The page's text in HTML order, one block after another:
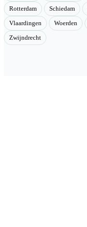
Rotterdam Schiedam
Vlaardingen Woerden
Zwijndrecht